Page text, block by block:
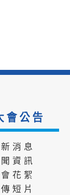
會公告
消息
資訊
花絮
短片